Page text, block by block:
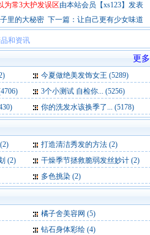
为常3大护发误区由本站会员【xs123】发表
里的大秘密 下一篇： 让自己更有少女味道
和资讯
更多
今夏做绝美发饰女王 (5289)
3个小测试 自检你... (5256)
你的洗发水该换季了... (5178)
打造清洁秀发的方法 (2)
(2)
干燥季节拯救脆弱发丝妙计 (2)
多色挑染 (2)
橘子舍美容网 (5)
钻石身体彩绘 (4)